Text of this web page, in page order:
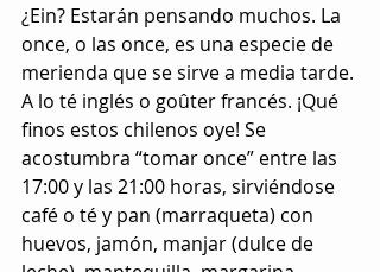
¿Ein? Estarán pensando muchos. La
once, o las once, es una especie de
merienda que se sirve a media tarde.
A lo té inglés o goûter francés. ¡Qué
finos estos chilenos oye! Se
acostumbra “tomar once” entre las
17:00 y las 21:00 horas, sirviéndose
café o té y pan (marraqueta) con
huevos, jamón, manjar (dulce de